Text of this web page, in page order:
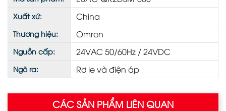
Xuất xứ: China
Thương hiệu: Omron
Nguồn cấp: 24VAC 50/60Hz / 24VDC
Ngõ ra: Rơ le và điện áp
CÁC SẢN PHẨM LIÊN QUAN